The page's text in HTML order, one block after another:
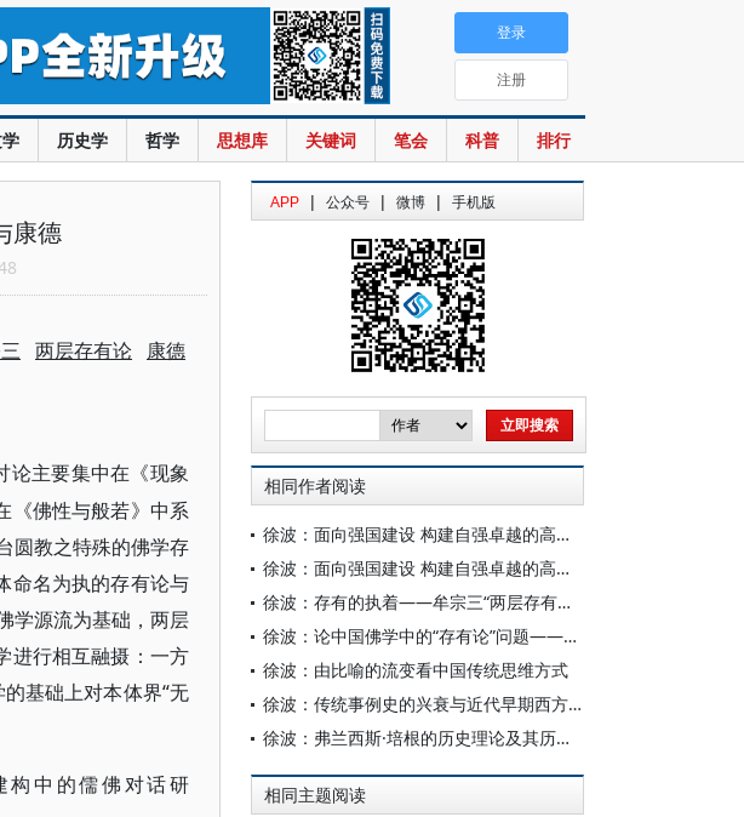
历史学 哲学 思想库 关键词 笔会 科普 排行
登录
注册
康德
两层存有论 康德
论主要集中在《现象
《佛性与般若》中系
圆教之特殊的佛学存
命名为执的存有论与
学源流为基础，两层
进行相互融摄：一方
基础上对本体界“无
构中的儒佛对话研
APP | 公众号 | 微博 | 手机版
相同作者阅读
徐波：面向强国建设 构建自强卓越的高等教育体系
徐波：面向强国建设 构建自强卓越的高等教育体系
徐波：存有的执着——牟宗三“两层存有论”中的佛学与康德
徐波：论中国佛学中的“存有论”问题——以牟宗三对汉语佛典的诠释判定为例
徐波：由比喻的流变看中国传统思维方式
徐波：传统事例史的兴衰与近代早期西方史学的转变
徐波：弗兰西斯·培根的历史理论及其历史写作
相同主题阅读